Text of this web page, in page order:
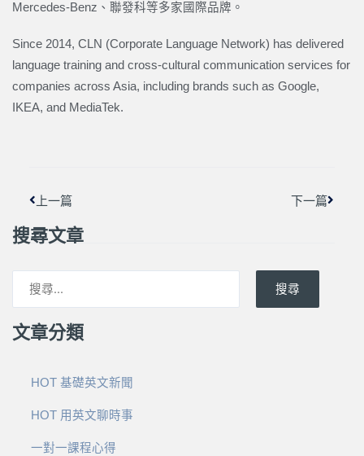
Mercedes-Benz、聯發科等多家國際品牌。
Since 2014, CLN (Corporate Language Network) has delivered
language training and cross-cultural communication services for
companies across Asia, including brands such as Google,
IKEA, and MediaTek.
上一篇 下一篇
搜尋文章
搜尋
文章分類
HOT 基礎英文新聞
HOT 用英文聊時事
一對一課程心得